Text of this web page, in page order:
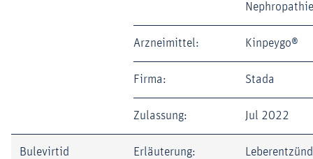
Arzneimittel: Kinpeygo®
Firma: Stada
Zulassung: Jul 2022
Bulevirtid Erläuterung: